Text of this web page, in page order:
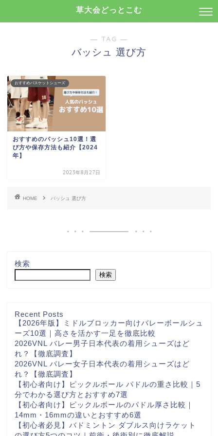
草大会どっとこむ
― TAG ―
バッシュ 選び方
おすすめバスケットシューズ
おすすめのバッシュ10選！選
び方や保存方法も紹介【2024
年】
2023年8月27日
HOME バッシュ 選び方
検索
検索
Recent Posts
【2026年版】ミドルブロッカー向けバレーボールシュ
ーズ10選｜高さを活かす一足を徹底比較
2026VNL バレー男子日本代表の着用シューズはど
れ？【徹底調査】
2026VNL バレー女子日本代表の着用シューズはど
れ？【徹底調査】
【初心者向け】ピックルボール パドルの重さ比較｜5
分でわかる選び方とおすすめ7選
【初心者向け】ピックルボールのパドル厚さ比較｜
14mm・16mmの違いとおすすめ6選
【初心者必見】バドミントン ダブルス向けラケット